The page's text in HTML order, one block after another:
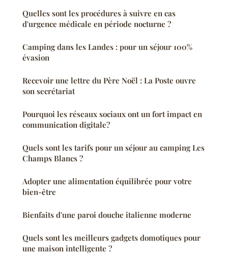
Quelles sont les procédures à suivre en cas
d'urgence médicale en période nocturne ?
Camping dans les Landes : pour un séjour 100%
évasion
Recevoir une lettre du Père Noël : La Poste ouvre
son secrétariat
Pourquoi les réseaux sociaux ont un fort impact en
communication digitale?
Quels sont les tarifs pour un séjour au camping Les
Champs Blancs ?
Adopter une alimentation équilibrée pour votre
bien-être
Bienfaits d'une paroi douche italienne moderne
Quels sont les meilleurs gadgets domotiques pour
une maison intelligente ?